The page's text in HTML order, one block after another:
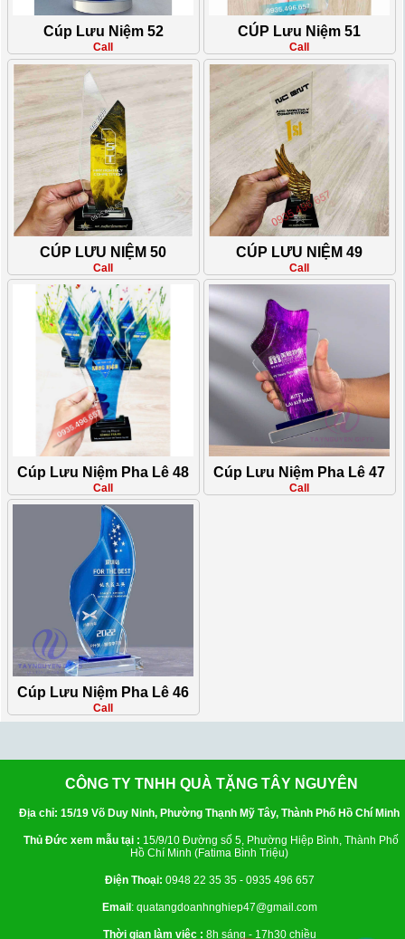
Cúp Lưu Niệm 52
Call
CÚP Lưu Niệm 51
Call
CÚP LƯU NIỆM 50
Call
CÚP LƯU NIỆM 49
Call
Cúp Lưu Niệm Pha Lê 48
Call
Cúp Lưu Niệm Pha Lê 47
Call
Cúp Lưu Niệm Pha Lê 46
Call
CÔNG TY TNHH QUÀ TẶNG TÂY NGUYÊN
Địa chỉ: 15/19 Võ Duy Ninh, Phường Thạnh Mỹ Tây, Thành Phố Hồ Chí Minh
Thủ Đức xem mẫu tại : 15/9/10 Đường số 5, Phường Hiệp Bình, Thành Phố
Hồ Chí Minh (Fatima Bình Triệu)
Điện Thoại: 0948 22 35 35 - 0935 496 657
Email : quatangdoanhnghiep47@gmail.com
Thời gian làm việc : 8h sáng - 17h30 chiều